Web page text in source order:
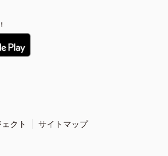
クト サイトマップ